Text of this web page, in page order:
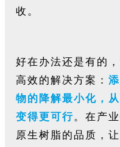
收。
好在办法还是有的
高效的解决方案：
物的降解最小化，
变得更可行。在产
原生树脂的品质，